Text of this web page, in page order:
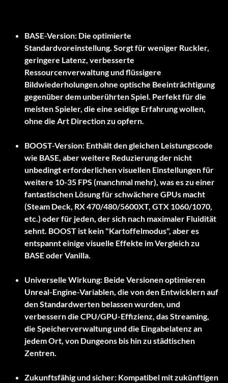
BASE-Version: Die optimierte
Standardvoreinstellung. Sorgt für weniger Ruckler,
geringere Latenz, verbesserte
Ressourcenverwaltung und flüssigere
Bildwiederholungen.ohne optische Beeinträchtigung
gegenüber dem unberührten Spiel. Perfekt für die
meisten Spieler, die eine seidige Erfahrung wollen,
ohne die Art Direction zu opfern.
BOOST-Version: Enthält den gleichen Leistungscode
wie BASE, aberweitere Reduzierung der nicht
unbedingt erforderlichen visuellen Einstellungenfür
weitere 10-35 FPS (manchmal mehr), was es zu einer
fantastischen Lösung für schwächere GPUs macht
(Steam Deck, RX 470/480/5600XT, GTX 1060/1070,
etc.) oder für jeden, der sich nach maximaler Fluidität
sehnt. BOOST ist kein "Kartoffelmodus", aber es
entspannt einige visuelle Effekte im Vergleich zu
BASE oder Vanilla.
Universelle Wirkung: Beide Versionen optimieren
Unreal-Engine-Variablen, die von den Entwicklern auf
den Standardwerten belassen wurden, und
verbessern die CPU/GPU-Effizienz, das Streaming,
die Speicherverwaltung und die Eingabelatenz an
jedem Ort, von Dungeons bis hin zu städtischen
Zentren.
Zukunftsfähig und sicher: Kompatibel mit zukünftigen